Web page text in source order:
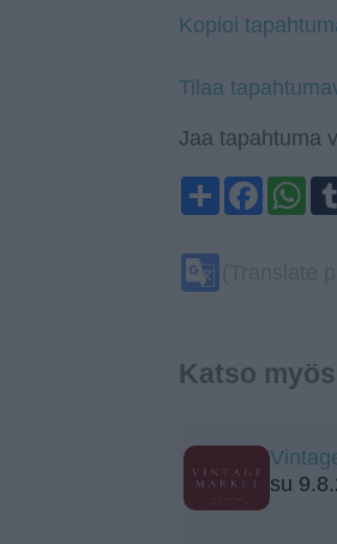
Kopioi
Tilaa
Jaa tapahtuma
Share
Katso
su